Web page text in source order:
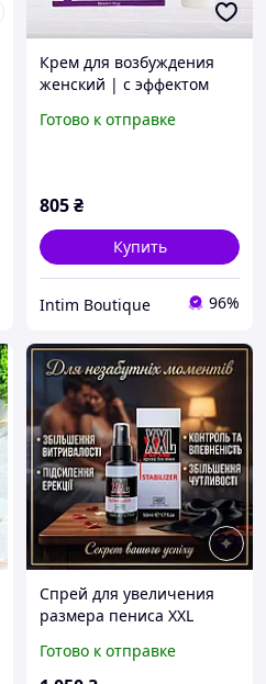
Крем для возбуждения
женский | с эффектом
Cream 50 мл
Готово к отправке
805₴
Купить
Intim Boutique 96%
Спрей для увеличения
размера пениса XXL
50 ml
Готово к отправке